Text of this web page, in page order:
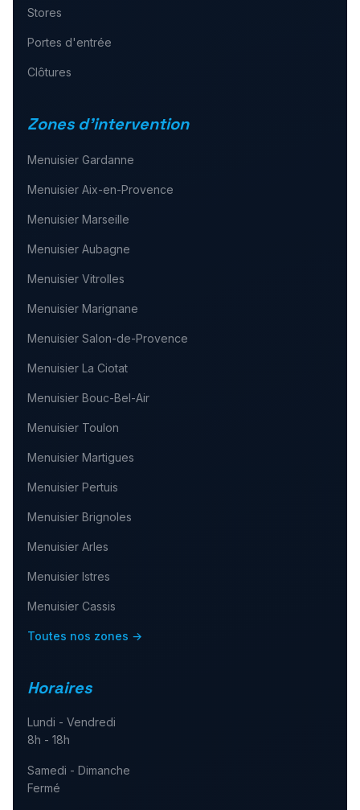
Stores
Portes d'entrée
Clôtures
Zones d'intervention
Menuisier Gardanne
Menuisier Aix-en-Provence
Menuisier Marseille
Menuisier Aubagne
Menuisier Vitrolles
Menuisier Marignane
Menuisier Salon-de-Provence
Menuisier La Ciotat
Menuisier Bouc-Bel-Air
Menuisier Toulon
Menuisier Martigues
Menuisier Pertuis
Menuisier Brignoles
Menuisier Arles
Menuisier Istres
Menuisier Cassis
Toutes nos zones →
Horaires
Lundi - Vendredi
8h - 18h
Samedi - Dimanche
Fermé